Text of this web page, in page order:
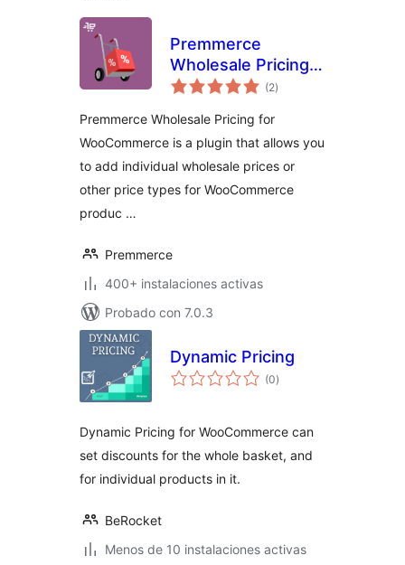
Premmerce
Wholesale Pricing
for WooCommerce
(2valoraciones
en
)
Premmerce Wholesale Pricing for
WooCommerce is a plugin that allows you
to add individual wholesale prices or
other price types for WooCommerce
produc …
Premmerce
400+ instalaciones activas
Probado con 7.0.3
Dynamic Pricing
(0valoraciones
en
)
Dynamic Pricing for WooCommerce can
set discounts for the whole basket, and
for individual products in it.
BeRocket
Menos de 10 instalaciones activas